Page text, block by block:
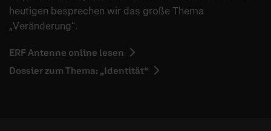
heutigen besprechen wir das große Thema
„Veränderung“.
ERF Antenne online lesen
Dossier zum Thema: „Identität“